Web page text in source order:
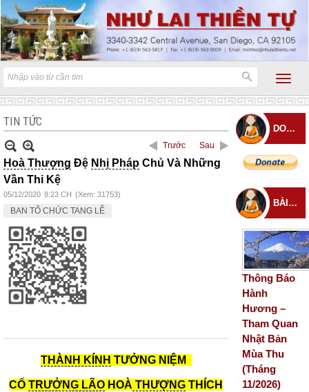
TIN TỨC
Trước Sau
Hoà Thượng Đệ Nhị Pháp Chủ Và Những
Vần Thi Kệ
05/12/2020 8:23 CH (Xem: 31753)
BAN TỔ CHỨC TANG LỄ
THÀNH KÍNH TƯỞNG NIỆM
CỐ TRƯỞNG LÃO HOÀ THƯỢNG THÍCH
DONATE
BÀI ĐĂNG MỚI
Thông Báo
Hành
Hương –
Tham Quan
Nhật Bản
Mùa Thu
(Tháng
11/2026)